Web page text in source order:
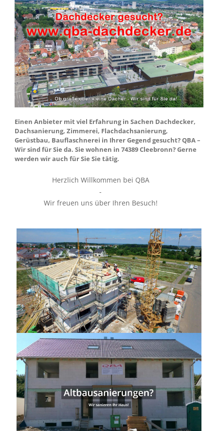
Einen Anbieter mit viel Erfahrung in Sachen Dachdecker,
Dachsanierung, Zimmerei, Flachdachsanierung,
Gerüstbau, Bauflaschnerei in Ihrer Gegend gesucht? QBA –
Wir sind für Sie da. Sie wohnen in 74389 Cleebronn? Gerne
werden wir auch für Sie Sie tätig.
Herzlich Willkommen bei QBA
-
Wir freuen uns über Ihren Besuch!